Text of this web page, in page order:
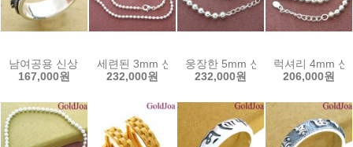
남여공용 신상 옴자 회전 유화 실버반지 (23271r) 골드조아 할인쿠폰
167,000원
세련된 3mm 신형군번 체인 실버목걸이 (42037c)
232,000원
웅장한 5mm 신형군번줄 공용 실
232,000원
럭셔리 4mm
206,000원